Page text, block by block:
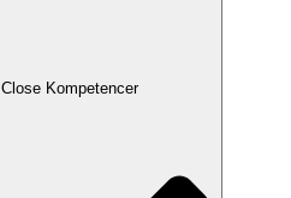
Close Kompetencer